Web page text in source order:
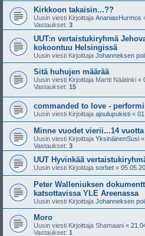
Kirkkoon takaisin...??
Uusin viesti Kirjoittaja AnaniasHurmos
Vastaukset: 3
UUT:n vertaistukiryhmä
kokoontuu Helsingissä
Uusin viesti Kirjoittaja Johanneksen
Sitä huhujen määrää
Uusin viesti Kirjoittaja Martti Näätinki «
Vastaukset: 15
commanded to love -
Uusin viesti Kirjoittaja ajoulupukisti «
Minne vuodet vierii...14
Uusin viesti Kirjoittaja YksinäinenSusi «
Vastaukset: 3
UUT Hyvinkää
Uusin viesti Kirjoittaja sorbet «
Peter Walleniuksen
katsottavissa YLE Areenassa
Uusin viesti Kirjoittaja Johanneksen
Moro
Uusin viesti Kirjoittaja Shamaani «
Vastaukset: 1